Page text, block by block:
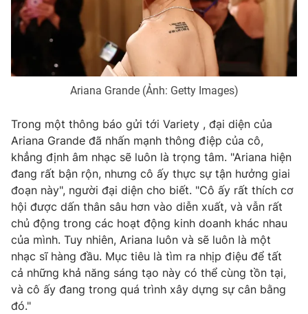
Theo dõi báo trên
Cơ quan chủ quản:Đài Truyền hình Việt Nam
Cơ quan báo chí:Thời báo VTV
Giấy phép hoạt động báo in và báo điện tử số 483/GP-BTTTT
cấp ngày 29/12/2023
Tổng Biên tập:Vũ Thanh Thủy
Phó Tổng Biên tập:
Nguyễn Thị Mỹ Hạnh, Phạm Quốc Thắng,
Nguyễn Trọng Ninh
Tổng đài VTV:
024.38 355 931 - 024.38 355 932
Ðiện thoại Thời báo VTV:
Ariana Grande (Ảnh: Getty Images)
Trong một thông báo gửi tới Variety , đại diện của
Ariana Grande đã nhấn mạnh thông điệp của cô,
khẳng định âm nhạc sẽ luôn là trọng tâm. "Ariana hiện
đang rất bận rộn, nhưng cô ấy thực sự tận hưởng giai
đoạn này", người đại diện cho biết. "Cô ấy rất thích cơ
hội được dấn thân sâu hơn vào diễn xuất, và vẫn rất
chủ động trong các hoạt động kinh doanh khác nhau
của mình. Tuy nhiên, Ariana luôn và sẽ luôn là một
nhạc sĩ hàng đầu. Mục tiêu là tìm ra nhịp điệu để tất
cả những khả năng sáng tạo này có thể cùng tồn tại,
và cô ấy đang trong quá trình xây dựng sự cân bằng
đó."